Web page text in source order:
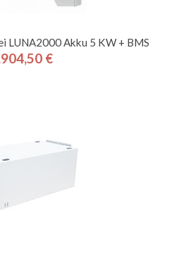
LUNA2000 Akku 5 KW + BMS
Preis€